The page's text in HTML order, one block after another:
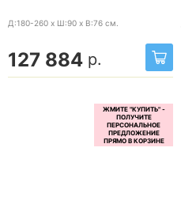
Д:180-260 x Ш:90 x В:76 см.
127 884 р.